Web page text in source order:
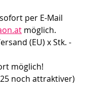
per E-Mail
möglich.
(EU) x Stk. -
möglich!
noch attraktiver)